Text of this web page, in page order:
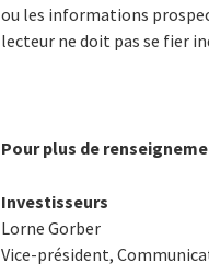
ou les informations
lecteur ne doit pas se fier
Pour plus de
Investisseurs
Lorne Gorber
Vice-président,